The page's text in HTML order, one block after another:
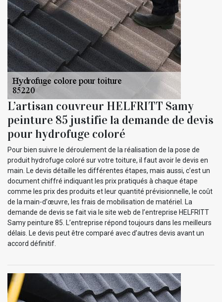
L’artisan couvreur HELFRITT Samy
peinture 85 justifie la demande de devis
pour hydrofuge coloré
Pour bien suivre le déroulement de la réalisation de la pose de
produit hydrofuge coloré sur votre toiture, il faut avoir le devis en
main. Le devis détaille les différentes étapes, mais aussi, c’est un
document chiffré indiquant les prix pratiqués à chaque étape
comme les prix des produits et leur quantité prévisionnelle, le coût
de la main-d’œuvre, les frais de mobilisation de matériel. La
demande de devis se fait via le site web de l’entreprise HELFRITT
Samy peinture 85. L’entreprise répond toujours dans les meilleurs
délais. Le devis peut être comparé avec d’autres devis avant un
accord définitif.